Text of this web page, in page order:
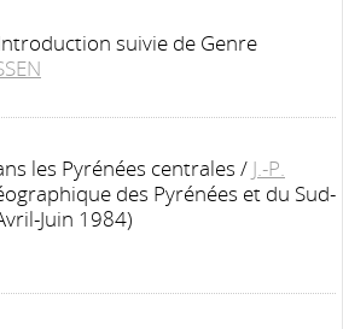
suivie de Genre
les Pyrénées centrales / J.-P.
des Pyrénées et du Sud-
Juin 1984)